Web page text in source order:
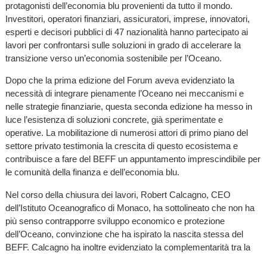
protagonisti dell’economia blu provenienti da tutto il mondo.
Investitori, operatori finanziari, assicuratori, imprese, innovatori,
esperti e decisori pubblici di 47 nazionalità hanno partecipato ai
lavori per confrontarsi sulle soluzioni in grado di accelerare la
transizione verso un’economia sostenibile per l’Oceano.
Dopo che la prima edizione del Forum aveva evidenziato la
necessità di integrare pienamente l’Oceano nei meccanismi e
nelle strategie finanziarie, questa seconda edizione ha messo in
luce l’esistenza di soluzioni concrete, già sperimentate e
operative. La mobilitazione di numerosi attori di primo piano del
settore privato testimonia la crescita di questo ecosistema e
contribuisce a fare del BEFF un appuntamento imprescindibile per
le comunità della finanza e dell’economia blu.
Nel corso della chiusura dei lavori, Robert Calcagno, CEO
dell’Istituto Oceanografico di Monaco, ha sottolineato che non ha
più senso contrapporre sviluppo economico e protezione
dell’Oceano, convinzione che ha ispirato la nascita stessa del
BEFF. Calcagno ha inoltre evidenziato la complementarità tra la